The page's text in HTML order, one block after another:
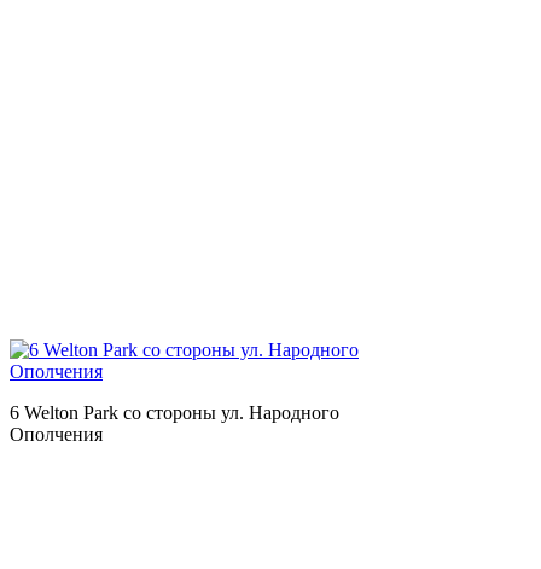
6 Welton Park со стороны ул. Народного
Ополчения